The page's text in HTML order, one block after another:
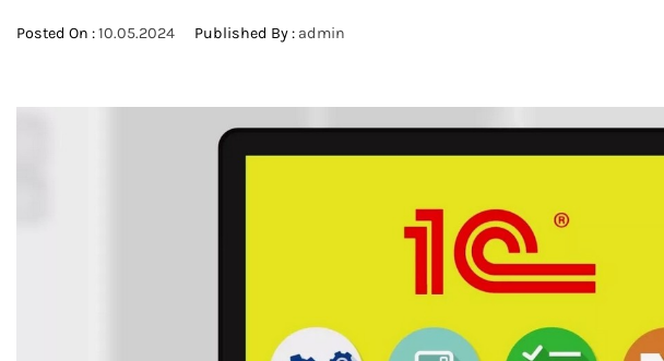
Posted On :10.05.2024 Published By : admin